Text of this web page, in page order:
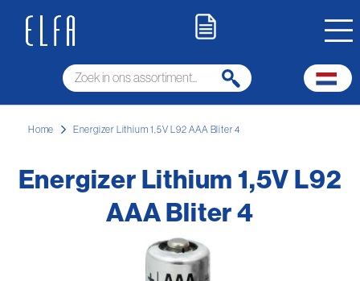
Home Energizer Lithium 1,5V L92 AAA Bliter 4
Energizer Lithium 1,5V L92
AAA Bliter 4